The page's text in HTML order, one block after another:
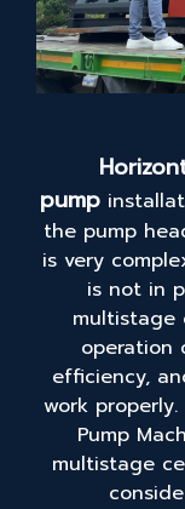
pump
the pump
is very
is not in
multistage
operation
efficiency,
work
Pump
multistage